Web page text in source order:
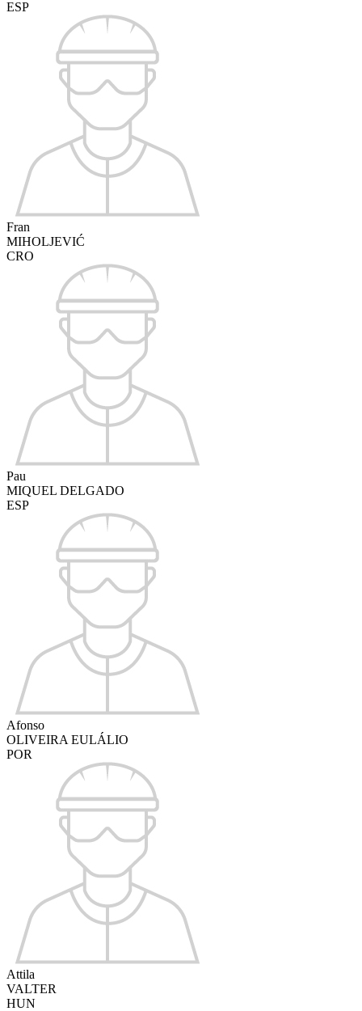
ESP
Fran
MIHOLJEVIĆ
CRO
Pau
MIQUEL DELGADO
ESP
Afonso
OLIVEIRA EULÁLIO
POR
Attila
VALTER
HUN